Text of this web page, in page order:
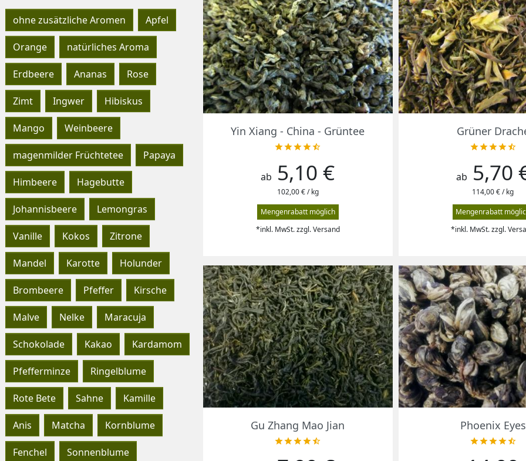
ohne zusätzliche Aromen Apfel
Orange natürliches Aroma
Erdbeere Ananas Rose
Zimt Ingwer Hibiskus
Mango Weinbeere
magenmilder Früchtetee Papaya
Himbeere Hagebutte
Johannisbeere Lemongras
Vanille Kokos Zitrone
Mandel Karotte Holunder
Brombeere Pfeffer Kirsche
Malve Nelke Maracuja
Schokolade Kakao Kardamom
Pfefferminze Ringelblume
Rote Bete Sahne Kamille
Anis Matcha Kornblume
Fenchel Sonnenblume
 Vorschau
Yin Xiang - China - Grüntee

Preis
ab 5,10 €
102,00 € / kg
Mengenrabatt möglich
*inkl. MwSt. zzgl. Versand
Vorschau
Grüner

Preis
ab 5,70
114,00 € / kg
Mengenrabatt
*inkl. MwSt. zzgl.
Vorschau
Gu Zhang Mao Jian

Vorschau
Phoenix Eyes
